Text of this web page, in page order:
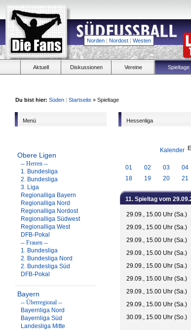
Norden | Nordost | Westen
Aktuell Diskussionen Vereine Spieltage
Du bist hier: Süden | Startseite » Spieltage
Menü
Obere Ligen
-- Herren --
1. Bundesliga
2. Bundesliga
3. Liga
Regionalliga Bayern
Regionalliga Nord
Regionalliga Nordost
Regionalliga Südwest
Regionalliga West
DFB-Pokal
-- Frauen --
1. Bundesliga
2. Bundesliga Nord
2. Bundesliga Süd
DFB-Pokal
Bayern
-- Überregional --
Bayernliga Nord
Bayernliga Süd
Landesliga Mitte
Hessenliga
Kalender
01 02 03 04
18
19 20 21
11. Spieltag vom
29.09., 15.00 Uhr (Sa.)
29.09., 15.00 Uhr (Sa.)
29.09., 15.00 Uhr (Sa.)
29.09., 15.00 Uhr (Sa.)
29.09., 15.00 Uhr (Sa.)
29.09., 15.00 Uhr (Sa.)
29.09., 15.00 Uhr (Sa.)
29.09., 15.00 Uhr (Sa.)
30.09., 15.00 Uhr (So.)